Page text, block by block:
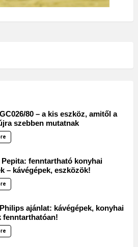
80 – a kis eszköz, amitől a
szebben mutatnak
fenntartható konyhai
– kávégépek, eszközök!
ajánlat: kávégépek, konyhai
fenntarthatóan!